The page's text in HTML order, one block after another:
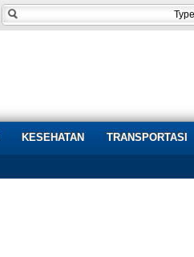
KESEHATAN TRANSPORTASI